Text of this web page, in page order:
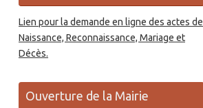
Lien pour la demande en ligne des actes de
Naissance, Reconnaissance, Mariage et
Décès.
Ouverture de la Mairie